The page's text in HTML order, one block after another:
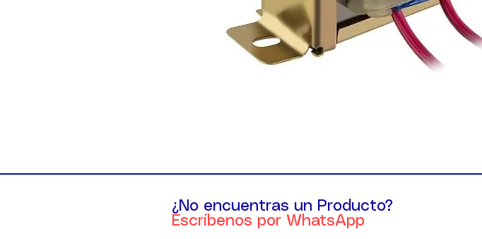
¿No encuentras un Producto?
Escríbenos por WhatsApp